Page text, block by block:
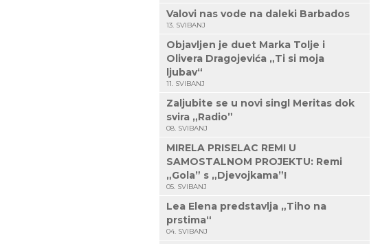
Valovi nas vode na daleki Barbados
13. SVIBANJ
Objavljen je duet Marka Tolje i
Olivera Dragojevića „Ti si moja
ljubav“
11. SVIBANJ
Zaljubite se u novi singl Meritas dok
svira „Radio”
08. SVIBANJ
MIRELA PRISELAC REMI U
SAMOSTALNOM PROJEKTU: Remi
„Gola” s „Djevojkama”!
05. SVIBANJ
Lea Elena predstavlja „Tiho na
prstima“
04. SVIBANJ